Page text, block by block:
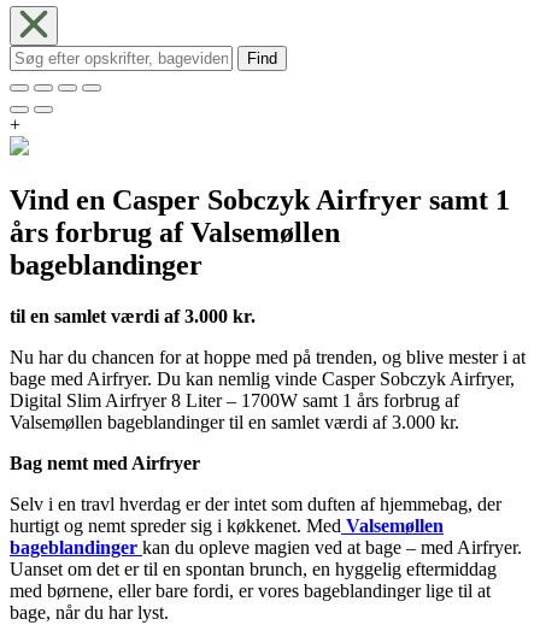
Find
+
Vind en Casper Sobczyk Airfryer samt 1
års forbrug af Valsemøllen
bageblandinger
til en samlet værdi af 3.000 kr.
Nu har du chancen for at hoppe med på trenden, og blive mester i at
bage med Airfryer. Du kan nemlig vinde Casper Sobczyk Airfryer,
Digital Slim Airfryer 8 Liter – 1700W samt 1 års forbrug af
Valsemøllen bageblandinger til en samlet værdi af 3.000 kr.
Bag nemt med Airfryer
Selv i en travl hverdag er der intet som duften af hjemmebag, der
hurtigt og nemt spreder sig i køkkenet. Med Valsemøllen
bageblandinger kan du opleve magien ved at bage – med Airfryer.
Uanset om det er til en spontan brunch, en hyggelig eftermiddag
med børnene, eller bare fordi, er vores bageblandinger lige til at
bage, når du har lyst.